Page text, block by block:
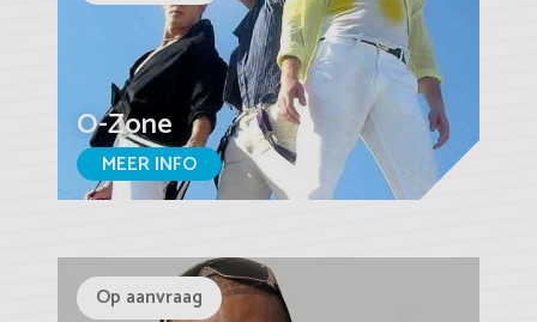
O-Zone
MEER INFO
Op aanvraag